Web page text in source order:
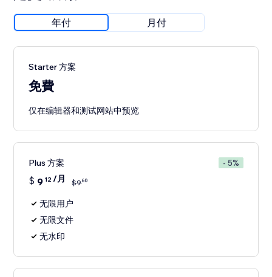
年付 月付
Starter 方案
免費
仅在编辑器和测试网站中预览
Plus 方案 - 5%
$ 9 12/月 $960
无限用户
无限文件
无水印